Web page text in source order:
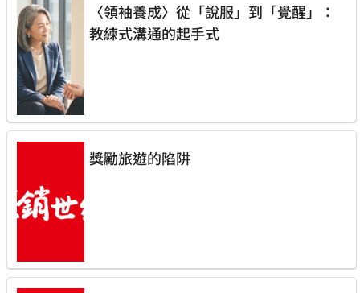
〈領袖養成〉從「說服」到「覺醒」：
教練式溝通的起手式
獎勵旅遊的陷阱